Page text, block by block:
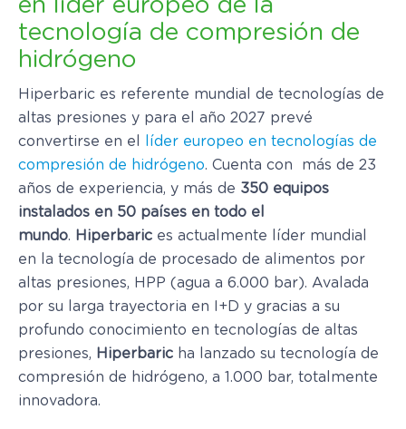
en líder europeo de la
tecnología de compresión de
hidrógeno
Hiperbaric es referente mundial de tecnologías de
altas presiones y para el año 2027 prevé
convertirse en el
líder europeo en tecnologías de
compresión de hidrógeno. Cuenta con más de 23
años de experiencia, y más de 350 equipos
instalados en 50 países en todo el
mundo. Hiperbaric es actualmente líder mundial
en la tecnología de procesado de alimentos por
altas presiones, HPP (agua a 6.000 bar). Avalada
por su larga trayectoria en I+D y gracias a su
profundo conocimiento en tecnologías de altas
presiones, Hiperbaric ha lanzado su tecnología de
compresión de hidrógeno, a 1.000 bar, totalmente
innovadora.